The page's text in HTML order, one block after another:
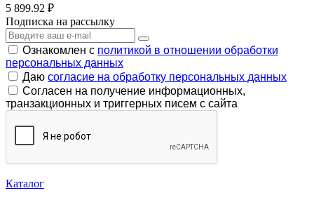
5 899.92 ₽
Подписка на рассылку
Ознакомлен с политикой в отношении обработки
персональных данных
Даю согласие на обработку персональных данных
Согласен на получение информационных,
транзакционных и триггерных писем с сайта
Каталог